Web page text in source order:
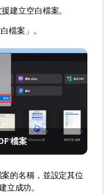
建立空白檔案。
檔案」。
檔案
的名稱，並設定其位
立成功。